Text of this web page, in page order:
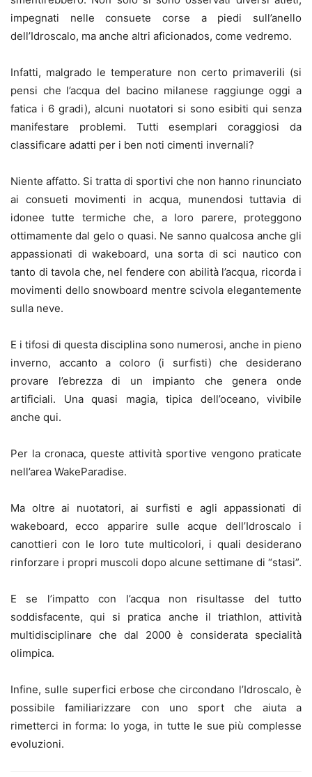
impegnati nelle consuete corse a piedi sull’anello
dell’Idroscalo, ma anche altri aficionados, come vedremo.
Infatti, malgrado le temperature non certo primaverili (si
pensi che l’acqua del bacino milanese raggiunge oggi a
fatica i 6 gradi), alcuni nuotatori si sono esibiti qui senza
manifestare problemi. Tutti esemplari coraggiosi da
classificare adatti per i ben noti cimenti invernali?
Niente affatto. Si tratta di sportivi che non hanno rinunciato
ai consueti movimenti in acqua, munendosi tuttavia di
idonee tutte termiche che, a loro parere, proteggono
ottimamente dal gelo o quasi. Ne sanno qualcosa anche gli
appassionati di wakeboard, una sorta di sci nautico con
tanto di tavola che, nel fendere con abilità l’acqua, ricorda i
movimenti dello snowboard mentre scivola elegantemente
sulla neve.
E i tifosi di questa disciplina sono numerosi, anche in pieno
inverno, accanto a coloro (i surfisti) che desiderano
provare l’ebrezza di un impianto che genera onde
artificiali. Una quasi magia, tipica dell’oceano, vivibile
anche qui.
Per la cronaca, queste attività sportive vengono praticate
nell’area WakeParadise.
Ma oltre ai nuotatori, ai surfisti e agli appassionati di
wakeboard, ecco apparire sulle acque dell’Idroscalo i
canottieri con le loro tute multicolori, i quali desiderano
rinforzare i propri muscoli dopo alcune settimane di “stasi”.
E se l’impatto con l’acqua non risultasse del tutto
soddisfacente, qui si pratica anche il triathlon, attività
multidisciplinare che dal 2000 è considerata specialità
olimpica.
Infine, sulle superfici erbose che circondano l’Idroscalo, è
possibile familiarizzare con uno sport che aiuta a
rimetterci in forma: lo yoga, in tutte le sue più complesse
evoluzioni.